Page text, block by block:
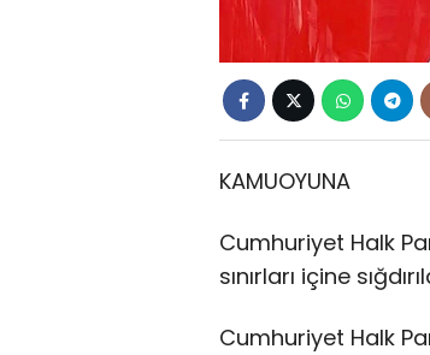
KAMUOYUNA
Cumhuriyet Halk
sınırları içine
Cumhuriyet Halk